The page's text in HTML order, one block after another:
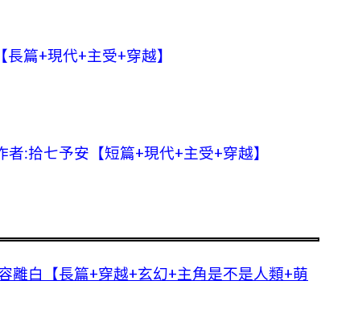
長篇+現代+主受+穿越】
者:拾七予安【短篇+現代+主受+穿越】
離白【長篇+穿越+玄幻+主角是不是人類+萌